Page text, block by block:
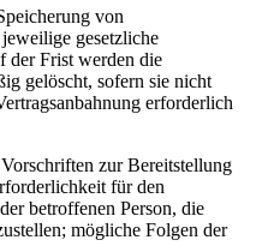
von
gesetzliche
der Frist werden die
gelöscht, sofern sie nicht
erforderlich
zur Bereitstellung
für den
betroffenen Person, die
mögliche Folgen der